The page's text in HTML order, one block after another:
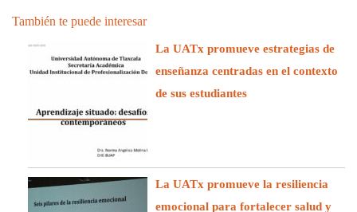
También te puede interesar
La UATx promueve estrategias de
enseñanza centradas en el contexto
de sus estudiantes
La UATx promueve la resiliencia
emocional para fortalecer salud y